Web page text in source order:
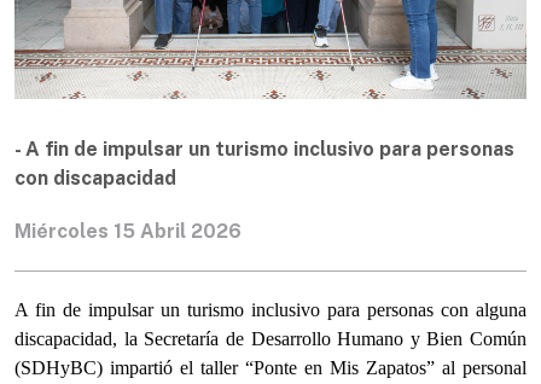
- A fin de impulsar un turismo inclusivo para personas
con discapacidad
Miércoles 15 Abril 2026
A fin de impulsar un turismo inclusivo para personas con alguna
discapacidad, la Secretaría de Desarrollo Humano y Bien Común
(SDHyBC) impartió el taller “Ponte en Mis Zapatos” al personal